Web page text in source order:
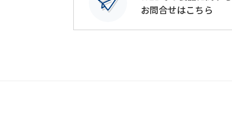
お問合せはこちら